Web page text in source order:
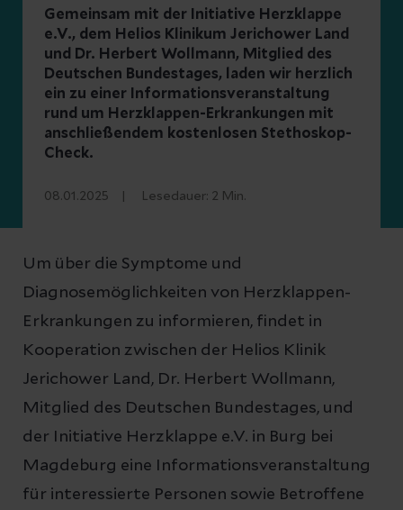
Gemeinsam mit der Initiative Herzklappe
e.V., dem Helios Klinikum Jerichower Land
und Dr. Herbert Wollmann, Mitglied des
Deutschen Bundestages, laden wir herzlich
ein zu einer Informationsveranstaltung
rund um Herzklappen-Erkrankungen mit
anschließendem kostenlosen Stethoskop-
Check.
08.01.2025 Lesedauer: 2 Min.
Um über die Symptome und
Diagnosemöglichkeiten von Herzklappen-
Erkrankungen zu informieren, findet in
Kooperation zwischen der Helios Klinik
Jerichower Land, Dr. Herbert Wollmann,
Mitglied des Deutschen Bundestages, und
der Initiative Herzklappe e.V. in Burg bei
Magdeburg eine Informationsveranstaltung
für interessierte Personen sowie Betroffene